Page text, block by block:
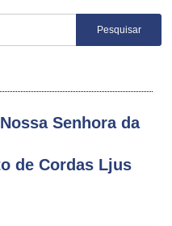
Senhora da
de Cordas Ljus